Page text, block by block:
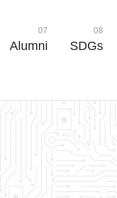
07
Alumni
08
SDGs